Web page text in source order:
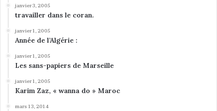
janvier 3, 2005
travailler dans le coran.
janvier 1, 2005
Année de l’Algérie :
janvier 1, 2005
Les sans-papiers de Marseille
janvier 1, 2005
Karim Zaz, « wanna do » Maroc
mars 13, 2014